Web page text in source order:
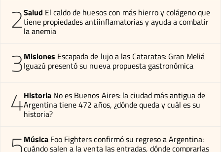
2Salud El caldo de huesos con más hierro y colágeno que
tiene propiedades antiinflamatorias y ayuda a combatir
la anemia
3Misiones Escapada de lujo a las Cataratas: Gran Meliá
Iguazú presentó su nueva propuesta gastronómica
4Historia No es Buenos Aires: la ciudad más antigua de
Argentina tiene 472 años, ¿dónde queda y cuál es su
historia?
Música Foo Fighters confirmó su regreso a Argentina:
cuándo salen a la venta las entradas, dónde comprarlas